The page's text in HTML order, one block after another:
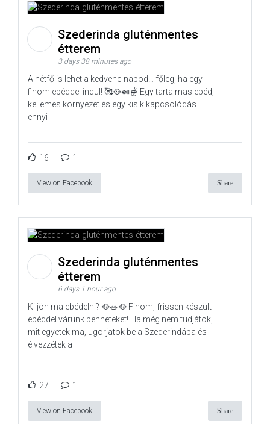
Szederinda gluténmentes
étterem
3 days 38 minutes ago
A hétfő is lehet a kedvenc napod… főleg, ha egy
finom ebéddel indul! 🥰🥘🍛🫕 Egy tartalmas ebéd,
kellemes környezet és egy kis kikapcsolódás –
ennyi
16 1
View on Facebook Share
Szederinda gluténmentes
étterem
6 days 1 hour ago
Ki jön ma ebédelni? 🥘🥗🥘 Finom, frissen készült
ebéddel várunk benneteket! Ha még nem tudjátok,
mit egyetek ma, ugorjatok be a Szederindába és
élvezzétek a
27 1
View on Facebook Share